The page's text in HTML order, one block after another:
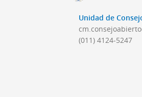
Unidad de
(011) 4124-5247